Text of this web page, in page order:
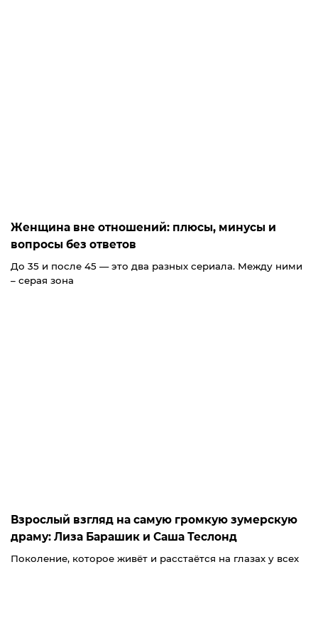
Женщина вне отношений: плюсы, минусы и
вопросы без ответов
До 35 и после 45 — это два разных сериала. Между ними
– серая зона
Взрослый взгляд на самую громкую зумерскую
драму: Лиза Барашик и Саша Теслонд
Поколение, которое живёт и расстаётся на глазах у всех